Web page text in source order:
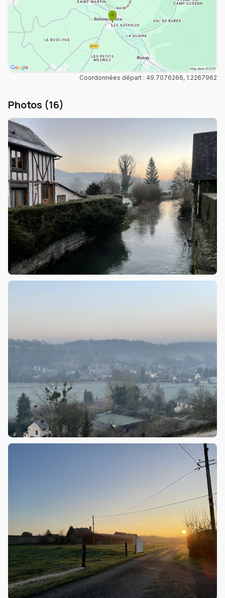
Coordonnées départ : 49.7076266, 1.2267962
Photos (16)